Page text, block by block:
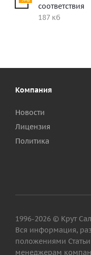
соответствия
187 кб
Компания
Новости
Лицензия
Политика
1996-2026 © Крут
Вся информация,
положениями
менеджерам